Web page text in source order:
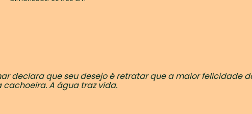
declara que seu desejo é retratar que a maior felicidade
A água traz vida.